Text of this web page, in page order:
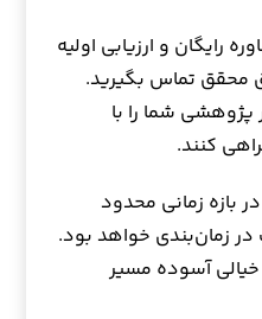
رایگان و ارزیابی اولیه
محقق تماس بگیرید.
پژوهشی شما را با
کنند.
بازه زمانی محدود
زمان‌بندی خواهد بود.
خیالی آسوده مسیر